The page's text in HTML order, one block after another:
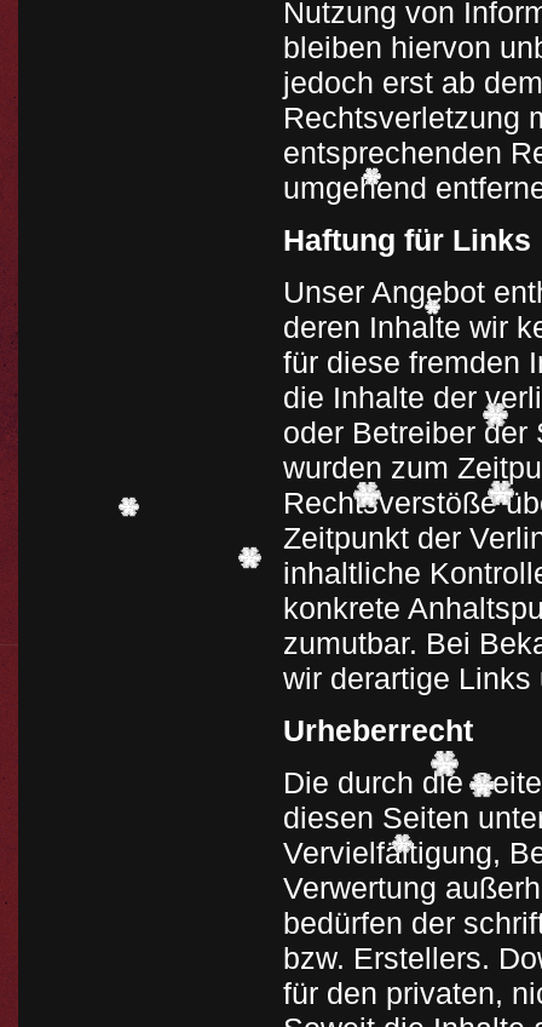
Nutzung von
bleiben hiervon
jedoch erst ab
Rechtsverletzung
entsprechenden
umgehend
Haftung für Links
Unser Angebot
deren Inhalte wir
für diese fremden
die Inhalte der
oder Betreiber der
wurden zum
Rechtsverstöße
Zeitpunkt der
inhaltliche
konkrete
zumutbar. Bei
wir derartige Links
Urheberrecht
Die durch die
diesen Seiten
Vervielfältigung,
Verwertung
bedürfen der
bzw. Erstellers.
für den privaten,